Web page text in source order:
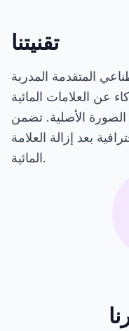
تقنيتنا
المتقدمة المدربة
عن العلامات المائية
الصورة الأصلية. تضمن
بعد إزالة العلامة
المائية.